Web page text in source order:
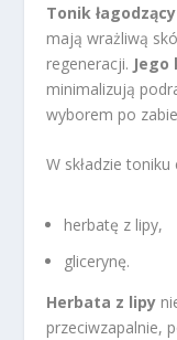
Tonik łagodzący
mają wrażliwą
regeneracji. Jego
minimalizują
wyborem po
W składzie
herbatę z lipy,
glicerynę.
Herbata z lipy
przeciwzapalnie,